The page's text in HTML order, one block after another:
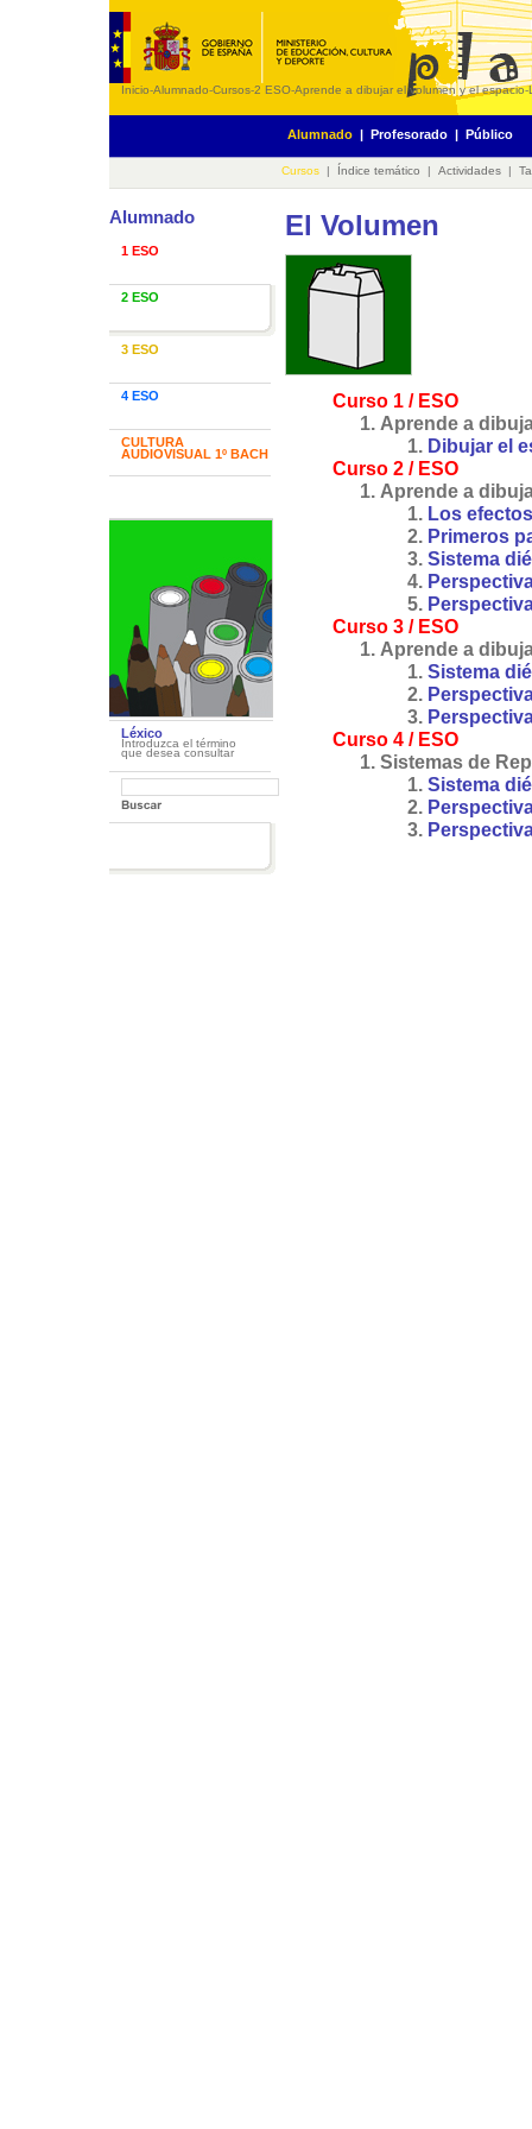
Inicio-Alumnado-Cursos-2 ESO-Aprende a dibujar el volumen y el espacio-
Alumnado | Profesorado | Público
Cursos | Índice temático | Actividades |
Alumnado
1 ESO
2 ESO
3 ESO
4 ESO
CULTURA
AUDIOVISUAL 1º BACH
Léxico
Introduzca el término
que desea consultar
El Volumen
Curso 1 / ESO
Aprende a
Dibujar el
Curso 2 / ESO
Aprende a
Los
Primeros
Sistema
Curso 3 / ESO
Aprende a
Sistema
Curso 4 / ESO
Sistemas de
Sistema